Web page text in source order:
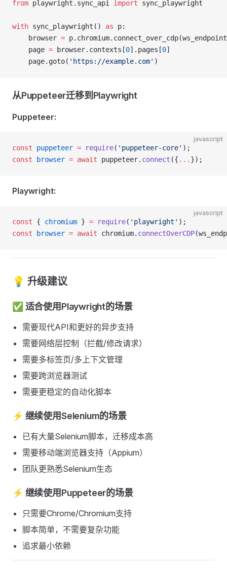
from playwright.sync_api import sync_playwright
with sync_playwright() as p:
    browser
=
    page
= browser.contexts[0].pages[0]
    page.goto(
'https://example.com' )
从Puppeteer迁移到Playwright
Puppeteer:
javascript
const puppeteer = require( 'puppeteer-core' );
const browser = await puppeteer. connect ({ ... });
Playwright:
javascript
const { chromium } = require( 'playwright' );
const browser = await chromium. connectOverCDP
💡 升级建议
✅ 适合使用Playwright的场景
需要现代API和更好的异步支持
需要网络层控制（拦截/修改请求）
需要多标签页/多上下文管理
需要跨浏览器测试
需要更稳定的自动化脚本
⚡ 继续使用Selenium的场景
已有大量Selenium脚本，迁移成本高
需要移动端浏览器支持（Appium）
团队更熟悉Selenium生态
⚡ 继续使用Puppeteer的场景
只需要Chrome/Chromium支持
脚本简单，不需要复杂功能
追求最小依赖